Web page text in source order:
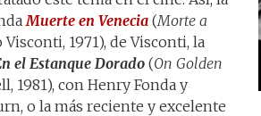
Muerte en Venecia (Morte a
1971), de Visconti, la
el Estanque Dorado (On Golden
1981), con Henry Fonda y
o la más reciente y excelente